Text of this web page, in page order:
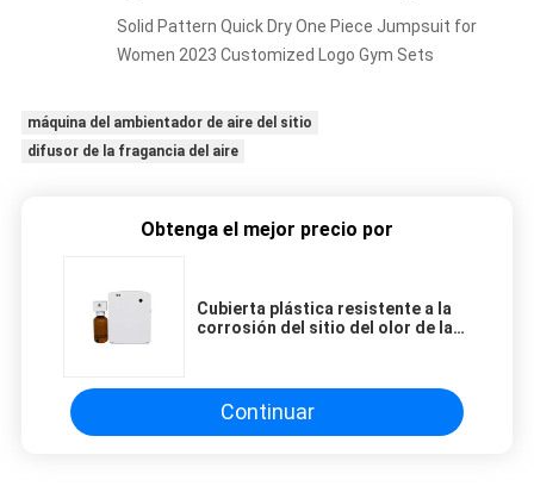
Solid Pattern Quick Dry One Piece Jumpsuit for
Women 2023 Customized Logo Gym Sets
máquina del ambientador de aire del sitio
difusor de la fragancia del aire
Obtenga el mejor precio por
Cubierta plástica resistente a la
corrosión del sitio del olor de la
Continuar